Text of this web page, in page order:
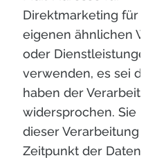
Direktmarketing für
eigenen ähnlichen
oder Dienstleistungen
verwenden, es sei
haben der
widersprochen. Sie
dieser Verarbeitung
Zeitpunkt der